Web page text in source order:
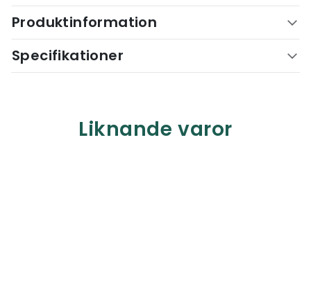
Produktinformation
Specifikationer
Liknande varor